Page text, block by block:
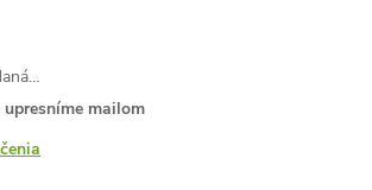
mailom